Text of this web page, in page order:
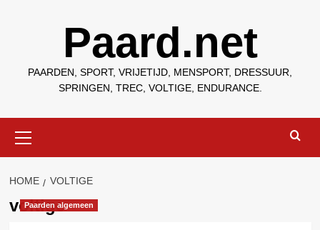
Paard.net
PAARDEN, SPORT, VRIJETIJD, MENSPORT, DRESSUUR,
SPRINGEN, TREC, VOLTIGE, ENDURANCE.
menu
HOME VOLTIGE
voltige
Paarden algemeen